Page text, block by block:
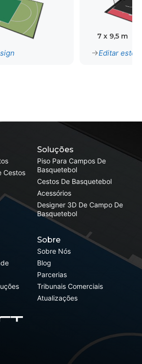
7 x 9,5 m
Editar este
Soluções
Piso Para Campos De
Basquetebol
Cestos De Basquetebol
Acessórios
Designer 3D De Campo De
Basquetebol
Cestos
Sobre
Sobre Nós
Blog
Parcerias
Tribunais Comerciais
Atualizações